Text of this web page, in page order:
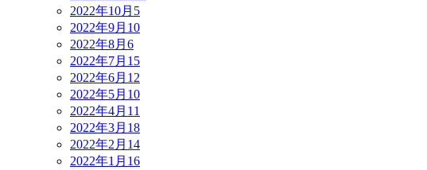
2022年10月 5
2022年9月 10
2022年8月 6
2022年7月 15
2022年6月 12
2022年5月 10
2022年4月 11
2022年3月 18
2022年2月 14
2022年1月 16